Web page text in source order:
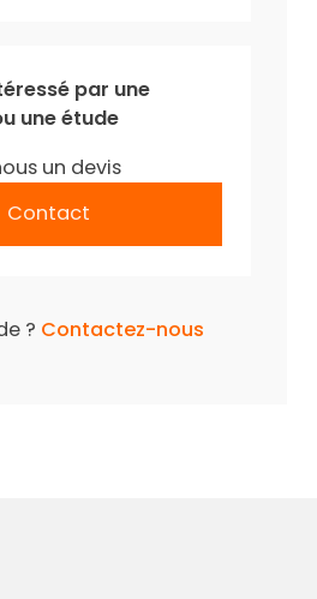
par une
une étude
un devis
Contact
? Contactez-nous